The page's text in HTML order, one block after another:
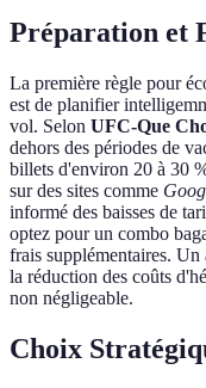
Préparation et
La première règle pour
est de planifier
vol. Selon UFC-Que
dehors des périodes de
billets d'environ 20 à 30
sur des sites comme
informé des baisses de
optez pour un combo
frais supplémentaires. Un
la réduction des coûts
non négligeable.
Choix